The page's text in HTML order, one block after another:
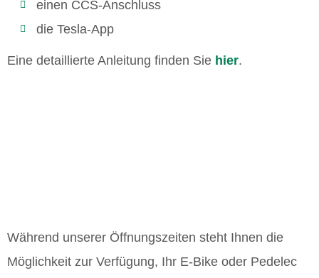
einen CCS-Anschluss
die Tesla-App
Eine detaillierte Anleitung finden Sie hier.
Während unserer Öffnungszeiten steht Ihnen die
Möglichkeit zur Verfügung, Ihr E-Bike oder Pedelec